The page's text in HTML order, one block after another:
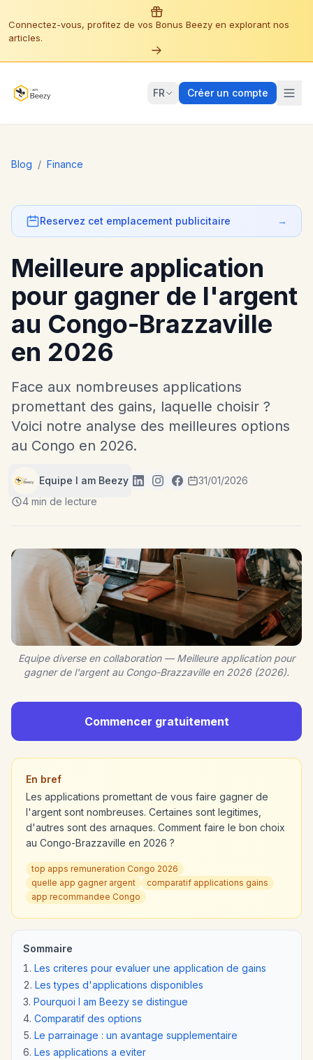
Connectez-vous, profitez de vos Bonus Beezy en explorant nos
articles.
FR Créer un compte
Blog / Finance
Reservez cet emplacement publicitaire →
Meilleure application
pour gagner de l'argent
au Congo-Brazzaville
en 2026
Face aux nombreuses applications
promettant des gains, laquelle choisir ?
Voici notre analyse des meilleures options
au Congo en 2026.
Equipe I am Beezy
31/01/2026
4 min de lecture
Equipe diverse en collaboration — Meilleure application pour
gagner de l'argent au Congo-Brazzaville en 2026 (2026).
Commencer gratuitement
En bref
Les applications promettant de vous faire gagner de
l'argent sont nombreuses. Certaines sont legitimes,
d'autres sont des arnaques. Comment faire le bon choix
au Congo-Brazzaville en 2026 ?
top apps remuneration Congo 2026
quelle app gagner argent
comparatif applications gains
app recommandee Congo
Sommaire
Les criteres pour evaluer une application de gains
Les types d'applications disponibles
Pourquoi I am Beezy se distingue
Comparatif des options
Le parrainage : un avantage supplementaire
Les applications a eviter